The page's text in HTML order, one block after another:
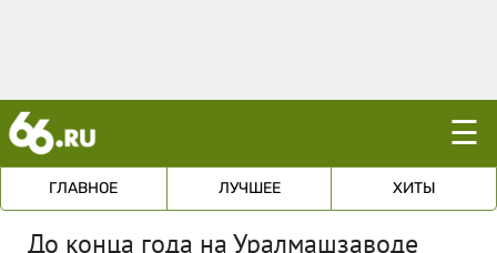
☰
ГЛАВНОЕ ЛУЧШЕЕ ХИТЫ
До конца года на Уралмашзаводе